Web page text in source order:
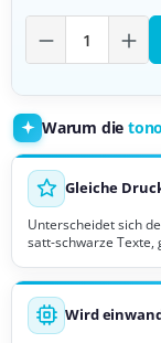
Produkt
Warum die
Gleiche
Unterscheidet sich
satt-schwarze Texte,
Wird